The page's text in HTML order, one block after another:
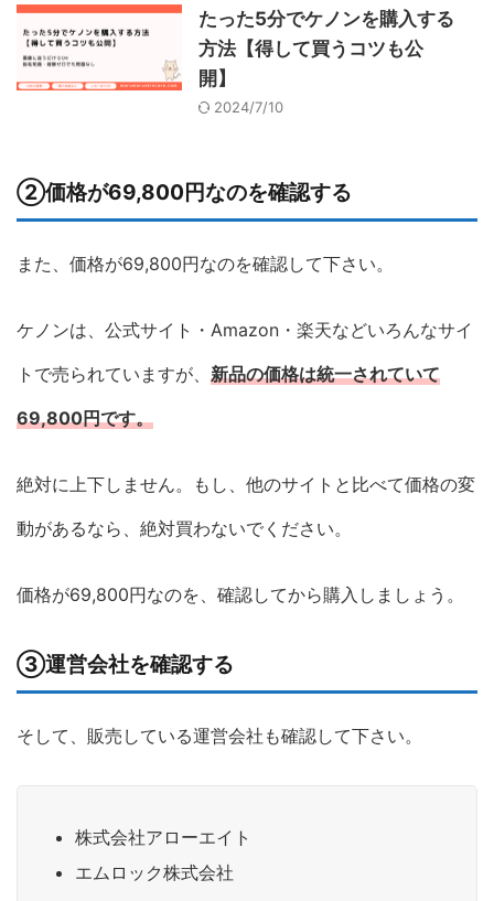
たった5分でケノンを購入する
方法【得して買うコツも公
開】
2024/7/10
②価格が69,800円なのを確認する
また、価格が69,800円なのを確認して下さい。
ケノンは、公式サイト・Amazon・楽天などいろんなサイ
トで売られていますが、 新品の価格は統一されていて
69,800円です。
絶対に上下しません。もし、他のサイトと比べて価格の変
動があるなら、絶対買わないでください。
価格が69,800円なのを、確認してから購入しましょう。
③運営会社を確認する
そして、販売している運営会社も確認して下さい。
株式会社アローエイト
エムロック株式会社